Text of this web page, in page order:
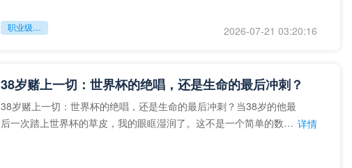
职业级冲刺强度设为世界杯体能硬门槛 2026-07-21 03:20:16
38岁赌上一切：世界杯的绝唱，还是生命的最后冲刺？
38岁赌上一切：世界杯的绝唱，还是生命的最后冲刺？当38岁的他最
后一次踏上世界杯的草皮，我的眼眶湿润了。这不是一个简单的数
详情